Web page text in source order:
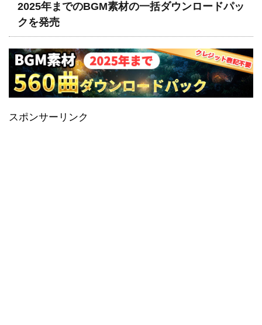
2025年までのBGM素材の一括ダウンロードパッ
クを発売
スポンサーリンク